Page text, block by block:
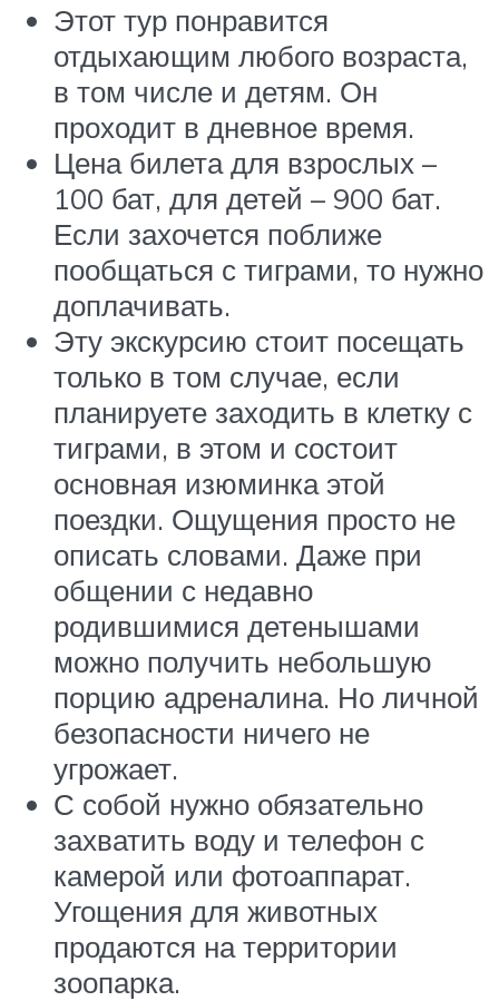
Этот тур понравится
отдыхающим любого возраста,
в том числе и детям. Он
проходит в дневное время.
Цена билета для взрослых –
100 бат, для детей – 900 бат.
Если захочется поближе
пообщаться с тиграми, то нужно
доплачивать.
Эту экскурсию стоит посещать
только в том случае, если
планируете заходить в клетку с
тиграми, в этом и состоит
основная изюминка этой
поездки. Ощущения просто не
описать словами. Даже при
общении с недавно
родившимися детенышами
можно получить небольшую
порцию адреналина. Но личной
безопасности ничего не
угрожает.
С собой нужно обязательно
захватить воду и телефон с
камерой или фотоаппарат.
Угощения для животных
продаются на территории
зоопарка.